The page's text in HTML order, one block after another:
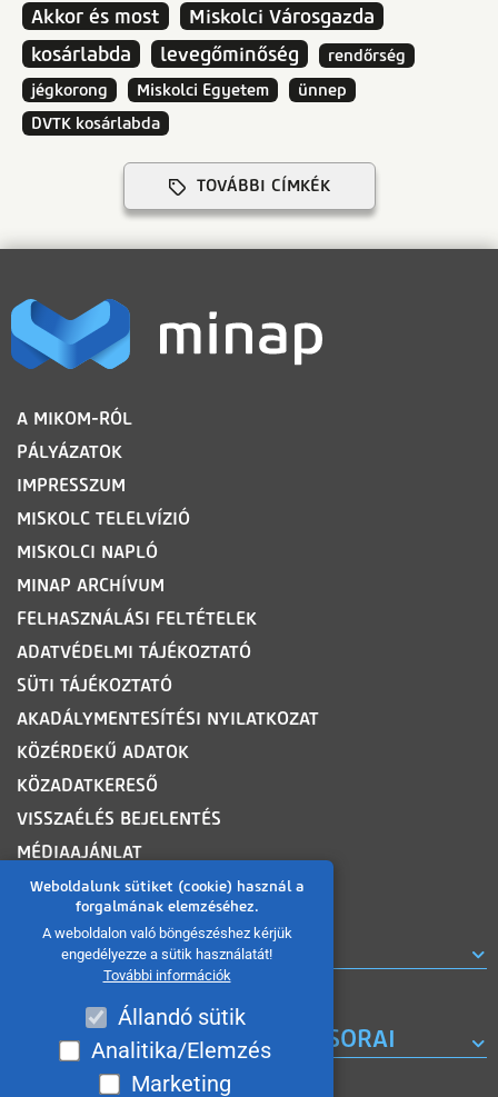
Weboldalunk sütiket (cookie) használ a
forgalmának elemzéséhez.
A weboldalon való böngészéshez kérjük
engedélyezze a sütik használatát!
További információk
Állandó sütik
Analitika/Elemzés
Marketing
Akkor és most
Miskolci Városgazda
kosárlabda
levegőminőség
rendőrség
jégkorong
Miskolci Egyetem
ünnep
DVTK kosárlabda
TOVÁBBI CÍMKÉK
LÁBLÉC
A MIKOM-RÓL
PÁLYÁZATOK
IMPRESSZUM
MISKOLC TELELVÍZIÓ
MISKOLCI NAPLÓ
MINAP ARCHÍVUM
FELHASZNÁLÁSI FELTÉTELEK
ADATVÉDELMI TÁJÉKOZTATÓ
SÜTI TÁJÉKOZTATÓ
AKADÁLYMENTESÍTÉSI NYILATKOZAT
KÖZÉRDEKŰ ADATOK
KÖZADATKERESŐ
VISSZAÉLÉS BEJELENTÉS
MÉDIAAJÁNLAT
OLDALTÉRKÉP
ROVATOK
A MISKOLC TV KORÁBBI MŰSORAI